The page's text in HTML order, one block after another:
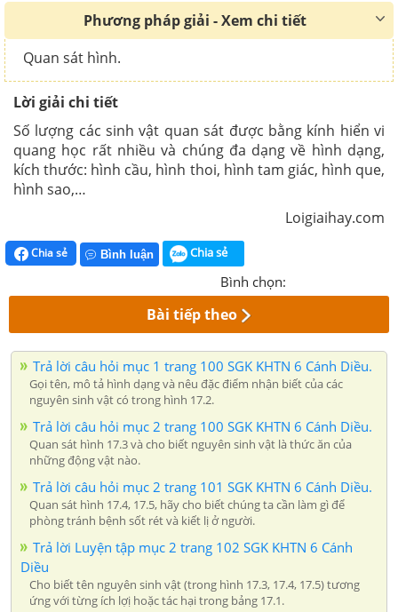
Phương pháp giải - Xem chi tiết
Quan sát hình.
Lời giải chi tiết
Số lượng các sinh vật quan sát được bằng kính hiển vi
quang học rất nhiều và chúng đa dạng về hình dạng,
kích thước: hình cầu, hình thoi, hình tam giác, hình que,
hình sao,…
Loigiaihay.com
Chia sẻ Bình luận Chia sẻ
Bình chọn:
Bài tiếp theo
Trả lời câu hỏi mục 1 trang 100 SGK KHTN 6 Cánh Diều.
Gọi tên, mô tả hình dạng và nêu đặc điểm nhận biết của các
nguyên sinh vật có trong hình 17.2.
Trả lời câu hỏi mục 2 trang 100 SGK KHTN 6 Cánh Diều.
Quan sát hình 17.3 và cho biết nguyên sinh vật là thức ăn của
những động vật nào.
Trả lời câu hỏi mục 2 trang 101 SGK KHTN 6 Cánh Diều.
Quan sát hình 17.4, 17.5, hãy cho biết chúng ta cần làm gì để
phòng tránh bệnh sốt rét và kiết lị ở người.
Trả lời Luyện tập mục 2 trang 102 SGK KHTN 6 Cánh
Diều
Cho biết tên nguyên sinh vật (trong hình 17.3, 17.4, 17.5) tương
ứng với từng ích lợị hoặc tác hại trong bảng 17.1.